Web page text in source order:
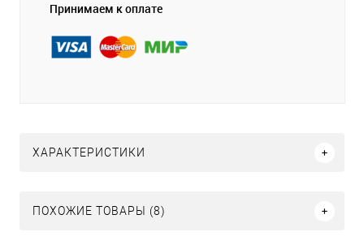
Принимаем к оплате
ХАРАКТЕРИСТИКИ
ПОХОЖИЕ ТОВАРЫ (8)